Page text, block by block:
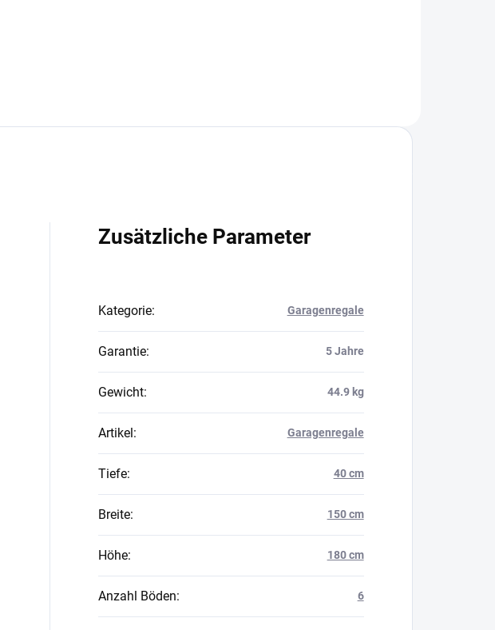
Zusätzliche Parameter
Kategorie: Garagenregale
Garantie: 5 Jahre
Gewicht: 44.9 kg
Artikel: Garagenregale
Tiefe: 40 cm
Breite: 150 cm
Höhe: 180 cm
Anzahl Böden: 6